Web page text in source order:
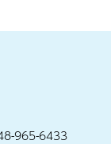
965-6433